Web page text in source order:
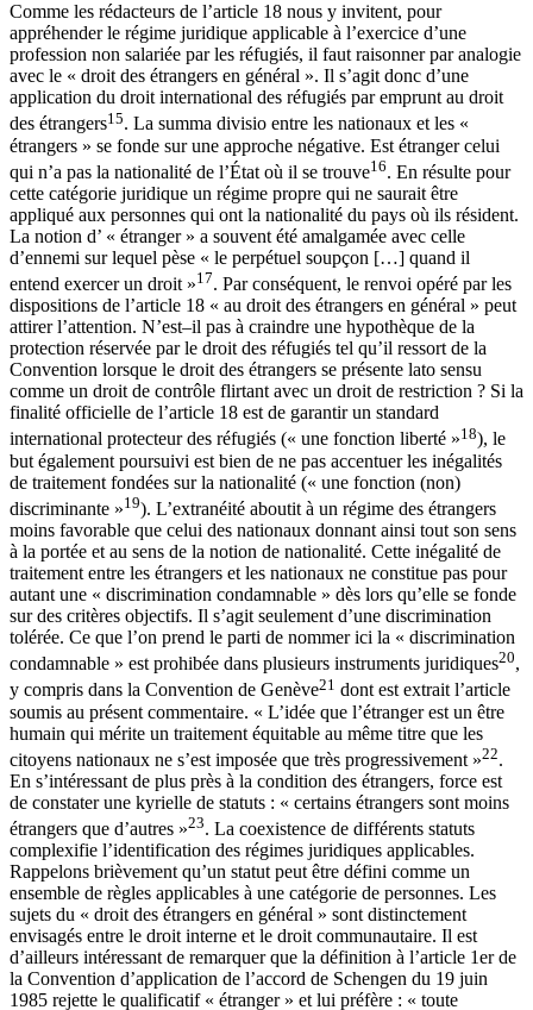
Comme les rédacteurs de l’article 18 nous y invitent, pour
appréhender le régime juridique applicable à l’exercice d’une
profession non salariée par les réfugiés, il faut raisonner par analogie
avec le « droit des étrangers en général ». Il s’agit donc d’une
application du droit international des réfugiés par emprunt au droit
des étrangers15. La summa divisio entre les nationaux et les «
étrangers » se fonde sur une approche négative. Est étranger celui
qui n’a pas la nationalité de l’État où il se trouve16. En résulte pour
cette catégorie juridique un régime propre qui ne saurait être
appliqué aux personnes qui ont la nationalité du pays où ils résident.
La notion d’ « étranger » a souvent été amalgamée avec celle
d’ennemi sur lequel pèse « le perpétuel soupçon […] quand il
entend exercer un droit »17. Par conséquent, le renvoi opéré par les
dispositions de l’article 18 « au droit des étrangers en général » peut
attirer l’attention. N’est–il pas à craindre une hypothèque de la
protection réservée par le droit des réfugiés tel qu’il ressort de la
Convention lorsque le droit des étrangers se présente lato sensu
comme un droit de contrôle flirtant avec un droit de restriction ? Si la
finalité officielle de l’article 18 est de garantir un standard
international protecteur des réfugiés (« une fonction liberté »18), le
but également poursuivi est bien de ne pas accentuer les inégalités
de traitement fondées sur la nationalité (« une fonction (non)
discriminante »19). L’extranéité aboutit à un régime des étrangers
moins favorable que celui des nationaux donnant ainsi tout son sens
à la portée et au sens de la notion de nationalité. Cette inégalité de
traitement entre les étrangers et les nationaux ne constitue pas pour
autant une « discrimination condamnable » dès lors qu’elle se fonde
sur des critères objectifs. Il s’agit seulement d’une discrimination
tolérée. Ce que l’on prend le parti de nommer ici la « discrimination
condamnable » est prohibée dans plusieurs instruments juridiques20,
y compris dans la Convention de Genève21 dont est extrait l’article
soumis au présent commentaire. « L’idée que l’étranger est un être
humain qui mérite un traitement équitable au même titre que les
citoyens nationaux ne s’est imposée que très progressivement »22.
En s’intéressant de plus près à la condition des étrangers, force est
de constater une kyrielle de statuts : « certains étrangers sont moins
étrangers que d’autres »23. La coexistence de différents statuts
complexifie l’identification des régimes juridiques applicables.
Rappelons brièvement qu’un statut peut être défini comme un
ensemble de règles applicables à une catégorie de personnes. Les
sujets du « droit des étrangers en général » sont distinctement
envisagés entre le droit interne et le droit communautaire. Il est
d’ailleurs intéressant de remarquer que la définition à l’article 1er de
la Convention d’application de l’accord de Schengen du 19 juin
1985 rejette le qualificatif « étranger » et lui préfère : « toute